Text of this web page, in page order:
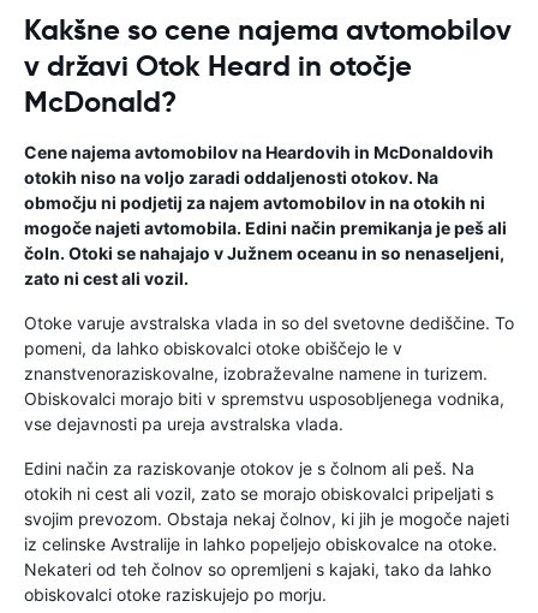
Kakšne so cene najema avtomobilov
v državi Otok Heard in otočje
McDonald?
Cene najema avtomobilov na Heardovih in McDonaldovih
otokih niso na voljo zaradi oddaljenosti otokov. Na
območju ni podjetij za najem avtomobilov in na otokih ni
mogoče najeti avtomobila. Edini način premikanja je peš ali
čoln. Otoki se nahajajo v Južnem oceanu in so nenaseljeni,
zato ni cest ali vozil.
Otoke varuje avstralska vlada in so del svetovne dediščine. To
pomeni, da lahko obiskovalci otoke obiščejo le v
znanstvenoraziskovalne, izobraževalne namene in turizem.
Obiskovalci morajo biti v spremstvu usposobljenega vodnika,
vse dejavnosti pa ureja avstralska vlada.
Edini način za raziskovanje otokov je s čolnom ali peš. Na
otokih ni cest ali vozil, zato se morajo obiskovalci pripeljati s
svojim prevozom. Obstaja nekaj čolnov, ki jih je mogoče najeti
iz celinske Avstralije in lahko popeljejo obiskovalce na otoke.
Nekateri od teh čolnov so opremljeni s kajaki, tako da lahko
obiskovalci otoke raziskujejo po morju.